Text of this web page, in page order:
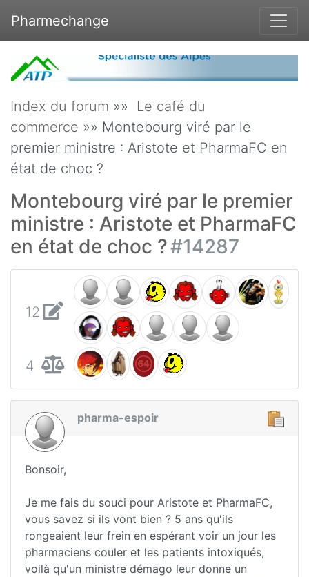
Pharmechange
Index du forum »» Le café du
commerce »» Montebourg viré par le
premier ministre : Aristote et PharmaFC en
état de choc ?
Montebourg viré par le premier
ministre : Aristote et PharmaFC
en état de choc ?#14287
12
4
pharma-espoir
Bonsoir,
Je me fais du souci pour Aristote et PharmaFC,
vous savez si ils vont bien ? 5 ans qu'ils
rongeaient leur frein en espérant voir un jour les
pharmaciens couler et les patients intoxiqués,
voilà qu'un ministre démago leur donne un